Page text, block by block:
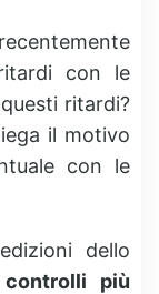
con le
ritardi?
il motivo
con le
dello
controlli più